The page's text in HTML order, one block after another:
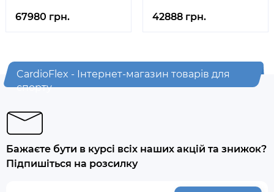
67980 грн. 42888 грн.
CardioFlex - Інтернет-магазин товарів для
спорту
Бажаєте бути в курсі всіх наших акцій та знижок?
Підпишіться на розсилку